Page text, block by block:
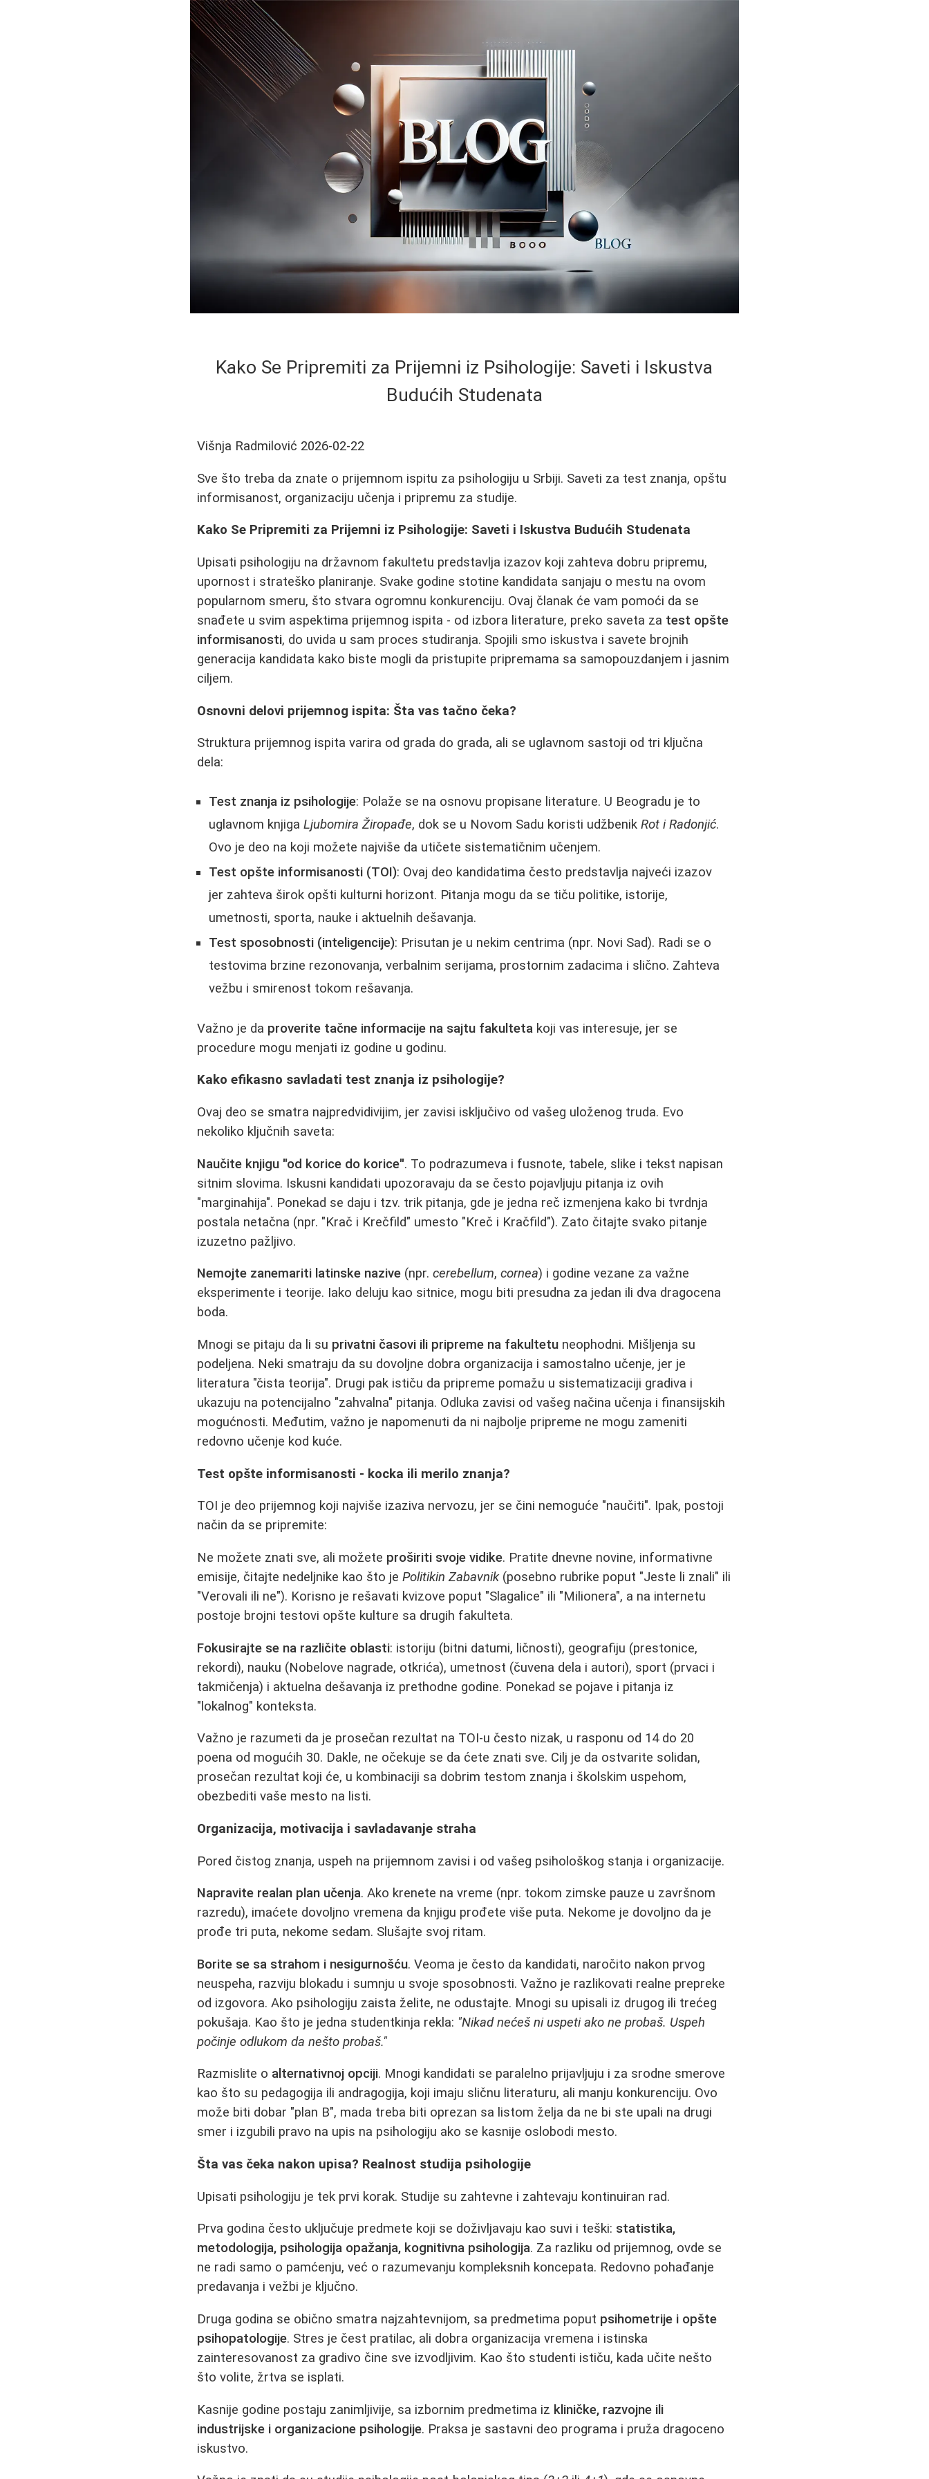
Kako Se Pripremiti za Prijemni iz Psihologije: Saveti i Iskustva
Budućih Studenata
Višnja Radmilović 2026-02-22
Sve što treba da znate o prijemnom ispitu za psihologiju u Srbiji. Saveti za test znanja, opštu
informisanost, organizaciju učenja i pripremu za studije.
Kako Se Pripremiti za Prijemni iz Psihologije: Saveti i Iskustva Budućih Studenata
Upisati psihologiju na državnom fakultetu predstavlja izazov koji zahteva dobru pripremu,
upornost i strateško planiranje. Svake godine stotine kandidata sanjaju o mestu na ovom
popularnom smeru, što stvara ogromnu konkurenciju. Ovaj članak će vam pomoći da se
snađete u svim aspektima prijemnog ispita - od izbora literature, preko saveta za test opšte
informisanosti, do uvida u sam proces studiranja. Spojili smo iskustva i savete brojnih
generacija kandidata kako biste mogli da pristupite pripremama sa samopouzdanjem i jasnim
ciljem.
Osnovni delovi prijemnog ispita: Šta vas tačno čeka?
Struktura prijemnog ispita varira od grada do grada, ali se uglavnom sastoji od tri ključna
dela:
Test znanja iz psihologije: Polaže se na osnovu propisane literature. U Beogradu je to
uglavnom knjigaLjubomira Žiropađe, dok se u Novom Sadu koristi udžbenikRot i Radonjić.
Ovo je deo na koji možete najviše da utičete sistematičnim učenjem.
Test opšte informisanosti (TOI): Ovaj deo kandidatima često predstavlja najveći izazov
jer zahteva širok opšti kulturni horizont. Pitanja mogu da se tiču politike, istorije,
umetnosti, sporta, nauke i aktuelnih dešavanja.
Test sposobnosti (inteligencije): Prisutan je u nekim centrima (npr. Novi Sad). Radi se o
testovima brzine rezonovanja, verbalnim serijama, prostornim zadacima i slično. Zahteva
vežbu i smirenost tokom rešavanja.
Važno je da proverite tačne informacije na sajtu fakulteta koji vas interesuje, jer se
procedure mogu menjati iz godine u godinu.
Kako efikasno savladati test znanja iz psihologije?
Ovaj deo se smatra najpredvidivijim, jer zavisi isključivo od vašeg uloženog truda. Evo
nekoliko ključnih saveta:
Naučite knjigu "od korice do korice". To podrazumeva i fusnote, tabele, slike i tekst napisan
sitnim slovima. Iskusni kandidati upozoravaju da se često pojavljuju pitanja iz ovih
"marginahija". Ponekad se daju i tzv. trik pitanja, gde je jedna reč izmenjena kako bi tvrdnja
postala netačna (npr. "Krač i Krečfild" umesto "Kreč i Kračfild"). Zato čitajte svako pitanje
izuzetno pažljivo.
Nemojte zanemariti latinske nazive (npr.cerebellum,cornea) i godine vezane za važne
eksperimente i teorije. Iako deluju kao sitnice, mogu biti presudna za jedan ili dva dragocena
boda.
Mnogi se pitaju da li su privatni časovi ili pripreme na fakultetu neophodni. Mišljenja su
podeljena. Neki smatraju da su dovoljne dobra organizacija i samostalno učenje, jer je
literatura "čista teorija". Drugi pak ističu da pripreme pomažu u sistematizaciji gradiva i
ukazuju na potencijalno "zahvalna" pitanja. Odluka zavisi od vašeg načina učenja i finansijskih
mogućnosti. Međutim, važno je napomenuti da ni najbolje pripreme ne mogu zameniti
redovno učenje kod kuće.
Test opšte informisanosti - kocka ili merilo znanja?
TOI je deo prijemnog koji najviše izaziva nervozu, jer se čini nemoguće "naučiti". Ipak, postoji
način da se pripremite:
Ne možete znati sve, ali možete proširiti svoje vidike. Pratite dnevne novine, informativne
emisije, čitajte nedeljnike kao što jePolitikin Zabavnik(posebno rubrike poput "Jeste li znali" ili
"Verovali ili ne"). Korisno je rešavati kvizove poput "Slagalice" ili "Milionera", a na internetu
postoje brojni testovi opšte kulture sa drugih fakulteta.
Fokusirajte se na različite oblasti: istoriju (bitni datumi, ličnosti), geografiju (prestonice,
rekordi), nauku (Nobelove nagrade, otkrića), umetnost (čuvena dela i autori), sport (prvaci i
takmičenja) i aktuelna dešavanja iz prethodne godine. Ponekad se pojave i pitanja iz
"lokalnog" konteksta.
Važno je razumeti da je prosečan rezultat na TOI-u često nizak, u rasponu od 14 do 20
poena od mogućih 30. Dakle, ne očekuje se da ćete znati sve. Cilj je da ostvarite solidan,
prosečan rezultat koji će, u kombinaciji sa dobrim testom znanja i školskim uspehom,
obezbediti vaše mesto na listi.
Organizacija, motivacija i savladavanje straha
Pored čistog znanja, uspeh na prijemnom zavisi i od vašeg psihološkog stanja i organizacije.
Napravite realan plan učenja. Ako krenete na vreme (npr. tokom zimske pauze u završnom
razredu), imaćete dovoljno vremena da knjigu prođete više puta. Nekome je dovoljno da je
prođe tri puta, nekome sedam. Slušajte svoj ritam.
Borite se sa strahom i nesigurnošću. Veoma je često da kandidati, naročito nakon prvog
neuspeha, razviju blokadu i sumnju u svoje sposobnosti. Važno je razlikovati realne prepreke
od izgovora. Ako psihologiju zaista želite, ne odustajte. Mnogi su upisali iz drugog ili trećeg
pokušaja. Kao što je jedna studentkinja rekla: "Nikad nećeš ni uspeti ako ne probaš. Uspeh
počinje odlukom da nešto probaš."
Razmislite o alternativnoj opciji. Mnogi kandidati se paralelno prijavljuju i za srodne smerove
kao što su pedagogija ili andragogija, koji imaju sličnu literaturu, ali manju konkurenciju. Ovo
može biti dobar "plan B", mada treba biti oprezan sa listom želja da ne bi ste upali na drugi
smer i izgubili pravo na upis na psihologiju ako se kasnije oslobodi mesto.
Šta vas čeka nakon upisa? Realnost studija psihologije
Upisati psihologiju je tek prvi korak. Studije su zahtevne i zahtevaju kontinuiran rad.
Prva godina često uključuje predmete koji se doživljavaju kao suvi i teški: statistika,
metodologija, psihologija opažanja, kognitivna psihologija. Za razliku od prijemnog, ovde se
ne radi samo o pamćenju, već o razumevanju kompleksnih koncepata. Redovno pohađanje
predavanja i vežbi je ključno.
Druga godina se obično smatra najzahtevnijom, sa predmetima poput psihometrije i opšte
psihopatologije. Stres je čest pratilac, ali dobra organizacija vremena i istinska
zainteresovanost za gradivo čine sve izvodljivim. Kao što studenti ističu, kada učite nešto
što volite, žrtva se isplati.
Kasnije godine postaju zanimljivije, sa izbornim predmetima iz kliničke, razvojne ili
industrijske i organizacione psihologije. Praksa je sastavni deo programa i pruža dragoceno
iskustvo.